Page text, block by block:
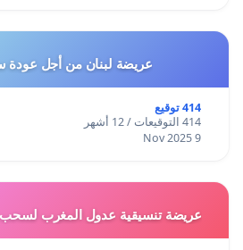
عريضة لبنان من أجل عودة
414 توقيع
414 التوقيعات / 12 أشهر
9 Nov 2025
عريضة تنسيقية عدول المغرب لسحب